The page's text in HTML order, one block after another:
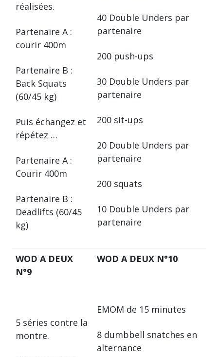
réalisées.
Partenaire A :
courir 400m
Partenaire B :
Back Squats
(60/45 kg)
Puis échangez et
répétez …
Partenaire A :
Courir 400m
Partenaire B :
Deadlifts (60/45
kg)
40 Double Unders par
partenaire
200 push-ups
30 Double Unders par
partenaire
200 sit-ups
20 Double Unders par
partenaire
200 squats
10 Double Unders par
partenaire
WOD A DEUX
N°9
5 séries contre la
montre.
WOD A DEUX N°10
EMOM de 15 minutes
8 dumbbell snatches en
alternance